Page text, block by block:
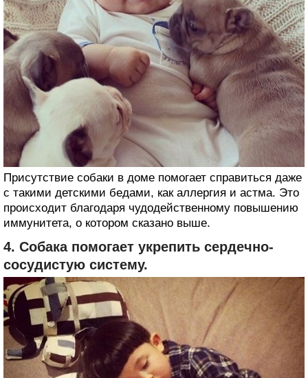
Присутствие собаки в доме помогает справиться даже
с такими детскими бедами, как аллергия и астма. Это
происходит благодаря чудодейственному повышению
иммунитета, о котором сказано выше.
4. Собака помогает укрепить сердечно-
сосудистую систему.